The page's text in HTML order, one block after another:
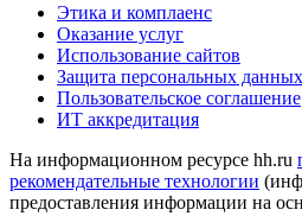
Этика и комплаенс
Оказание услуг
Использование сайтов
Защита персональных данных
Пользовательское соглашение
ИТ аккредитация
На информационном ресурсе hh.ru
рекомендательные технологии
предоставления информации на